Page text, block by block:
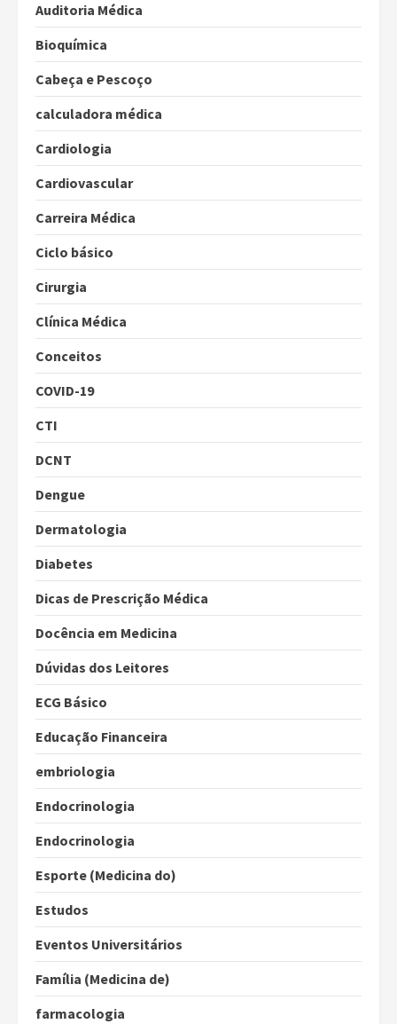
Auditoria Médica
Bioquímica
Cabeça e Pescoço
calculadora médica
Cardiologia
Cardiovascular
Carreira Médica
Ciclo básico
Cirurgia
Clínica Médica
Conceitos
COVID-19
CTI
DCNT
Dengue
Dermatologia
Diabetes
Dicas de Prescrição Médica
Docência em Medicina
Dúvidas dos Leitores
ECG Básico
Educação Financeira
embriologia
Endocrinologia
Endocrinologia
Esporte (Medicina do)
Estudos
Eventos Universitários
Família (Medicina de)
farmacologia